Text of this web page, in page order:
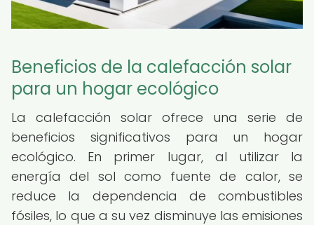
Beneficios de la calefacción solar
para un hogar ecológico
La calefacción solar ofrece una serie de
beneficios significativos para un hogar
ecológico. En primer lugar, al utilizar la
energía del sol como fuente de calor, se
reduce la dependencia de combustibles
fósiles, lo que a su vez disminuye las emisiones